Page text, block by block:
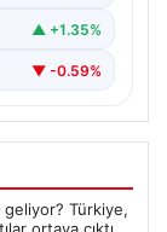
▲ +1.35%
▼ -0.59%
geliyor? Türkiye,